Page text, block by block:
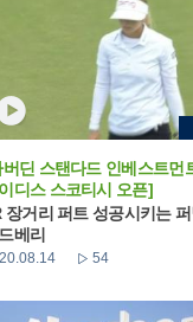
딘 스탠다드 인베스트먼
디스 스코티시 오픈]
장거리 퍼트 성공시키는
베리
54